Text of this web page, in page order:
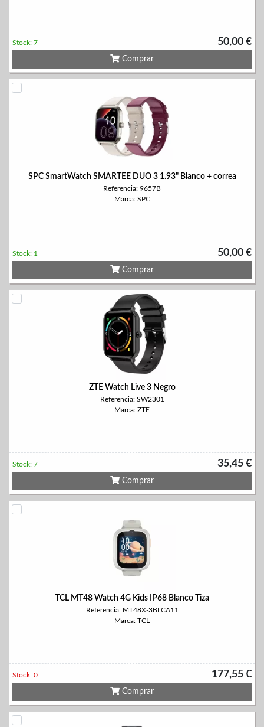
50,00 €
Stock: 7
Comprar
SPC SmartWatch SMARTEE DUO 3 1.93" Blanco + correa
Referencia: 9657B
Marca: SPC
50,00 €
Stock: 1
Comprar
ZTE Watch Live 3 Negro
Referencia: SW2301
Marca: ZTE
35,45 €
Stock: 7
Comprar
TCL MT48 Watch 4G Kids IP68 Blanco Tiza
Referencia: MT48X-3BLCA11
Marca: TCL
177,55 €
Stock: 0
Comprar